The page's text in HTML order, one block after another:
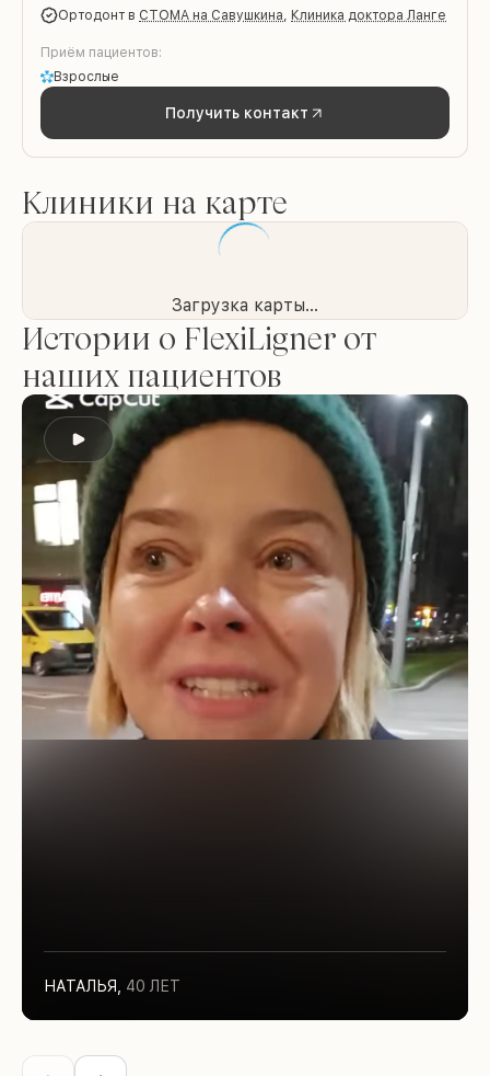
ортодонт в СТОМА на Савушкина, Клиника доктора Ланге
Приём пациентов:
Взрослые
Получить контакт
Клиники на карте
Загрузка карты...
Истории о FlexiLigner от
наших пациентов
НАТАЛЬЯ 40 ЛЕТ